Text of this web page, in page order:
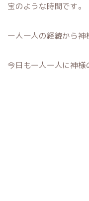
宝のような時間です。
一人一人の経緯から神
今日も一人一人に神様